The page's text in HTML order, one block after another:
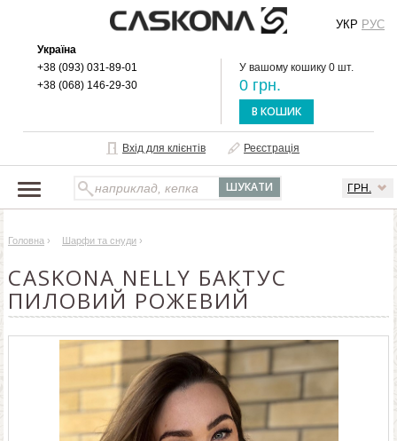
Україна
+38 (093) 031-89-01
+38 (068) 146-29-30
У вашому кошику 0 шт.
0 грн.
В КОШИК
Вхід для клієнтів Реєстрація
ГРН.
УКР РУС
ПРО БРЕНД
ДОСТАВКА І ОПЛАТА
ОПТОВИМ КЛІЄНТАМ
Головна › Шарфи та снуди ›
CASKONA NELLY БАКТУС
ПИЛОВИЙ РОЖЕВИЙ